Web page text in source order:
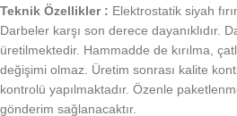
Teknik Özellikler : Elektrostatik siyah
Darbeler karşı son derece dayanıklıdır.
üretilmektedir. Hammadde de kırılma,
değişimi olmaz. Üretim sonrası kalite
kontrolü yapılmaktadır. Özenle
gönderim sağlanacaktır.